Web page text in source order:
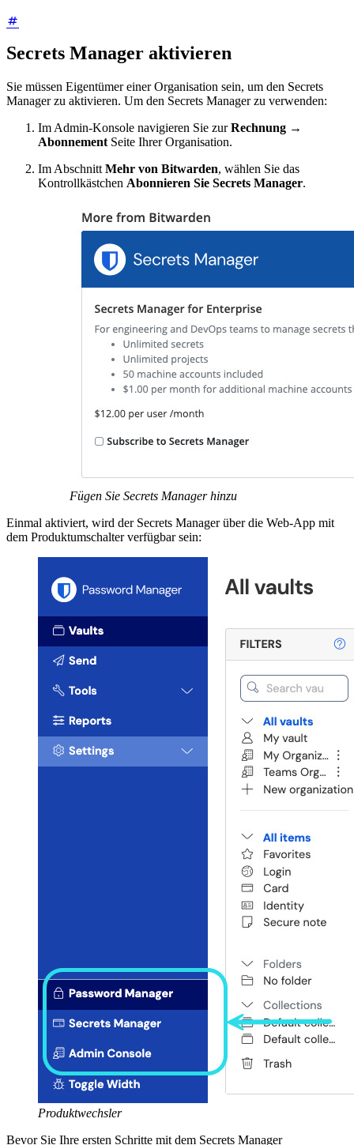
Secrets Manager aktivieren
Sie müssen Eigentümer einer Organisation sein, um den Secrets
Manager zu aktivieren. Um den Secrets Manager zu verwenden:
Im Admin-Konsole navigieren Sie zurRechnung →
Abonnement Seite Ihrer Organisation.
Im Abschnitt Mehr von Bitwarden, wählen Sie das
Kontrollkästchen Abonnieren Sie Secrets Manager.
Fügen Sie Secrets Manager hinzu
Einmal aktiviert, wird der Secrets Manager über die Web-App mit
dem Produktumschalter verfügbar sein:
Produktwechsler
Bevor Sie Ihre ersten Schritte mit dem Secrets Manager